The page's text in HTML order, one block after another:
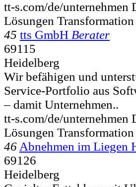
tt-s.com/de/
Lösungen
45 tts GmbH Berater
69115
Heidelberg
Wir befähigen und
Service-Portfolio aus
– damit Unternehmen..
tt-s.com/de/
Lösungen
46 Abnehmen im Liegen
69126
Heidelberg